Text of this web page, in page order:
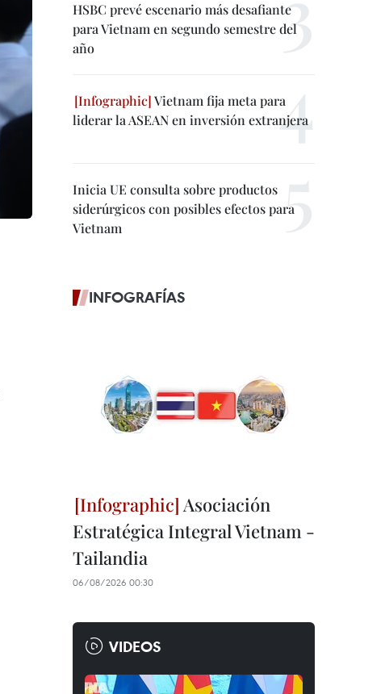
HSBC prevé escenario más desafiante
para Vietnam en segundo semestre del
año
Vietnam fija meta para
liderar la ASEAN en inversión extranjera
Inicia UE consulta sobre productos
siderúrgicos con posibles efectos para
Vietnam
INFOGRAFÍAS
Asociación
Estratégica Integral Vietnam -
Tailandia
06/08/2026 00:30
VIDEOS